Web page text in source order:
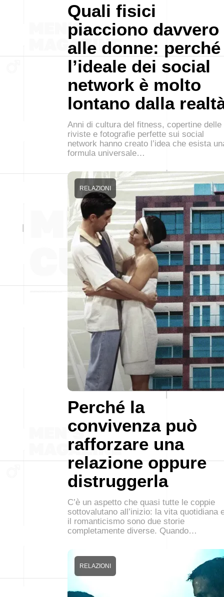
Quali fisici
piacciono davvero
alle donne: perché
l’ideale dei social
network è molto
lontano dalla
Anni di cultura del fitness, copertine delle
riviste e fotografie perfette sui social
network hanno creato l’idea che esista
formula universale…
Perché la
convivenza può
rafforzare una
relazione oppure
distruggerla
RELAZIONI
C’è un aspetto che quasi tutte le coppie
sottovalutano all’inizio: la vita quotidiana
il romanticismo sono due storie
completamente diverse. Quando…
RELAZIONI